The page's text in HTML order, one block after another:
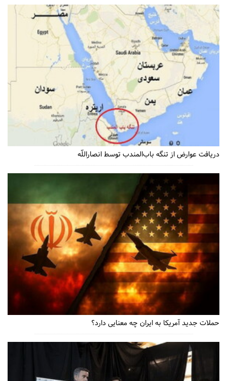
دریافت عوارض از تنگه باب‌المندب توسط انصاراللّه
حملات جدید آمریکا به ایران چه معنایی دارد؟